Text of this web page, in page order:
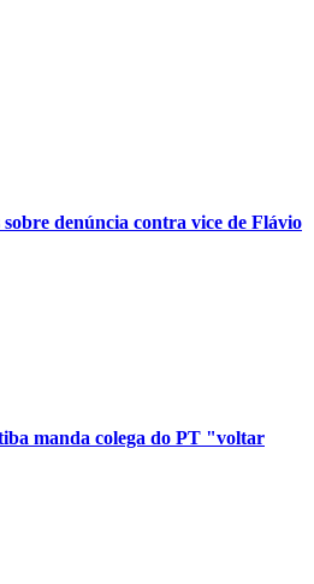
denúncia contra vice de Flávio
manda colega do PT "voltar